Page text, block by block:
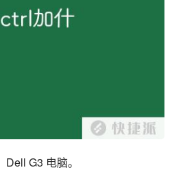
G3 电脑。